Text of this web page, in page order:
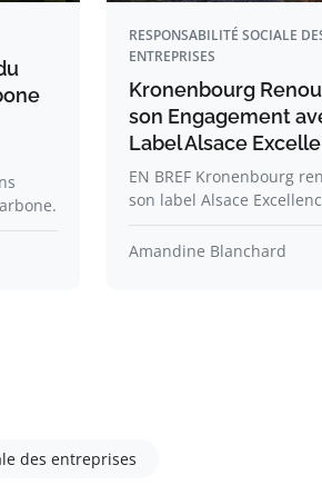
RESPONSABILITÉ SOCIALE
ENTREPRISES
Kronenbourg
son Engagement
Label Alsace
EN BREF Kronenbourg
son label Alsace
Amandine Blanchard
des entreprises